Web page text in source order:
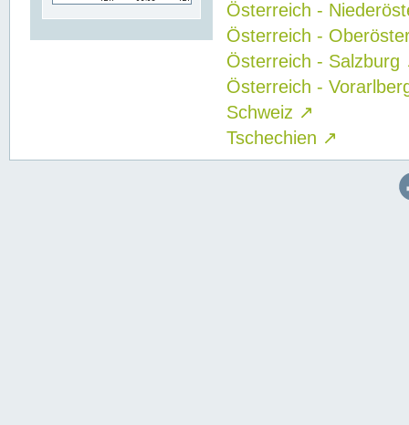
Österreich -
Österreich -
Österreich - Salzburg
Österreich -
Schweiz ↗
Tschechien ↗